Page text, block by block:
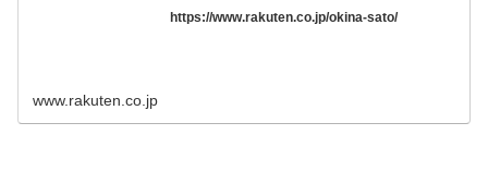
https://www.rakuten.co.jp/okina-sato/
www.rakuten.co.jp